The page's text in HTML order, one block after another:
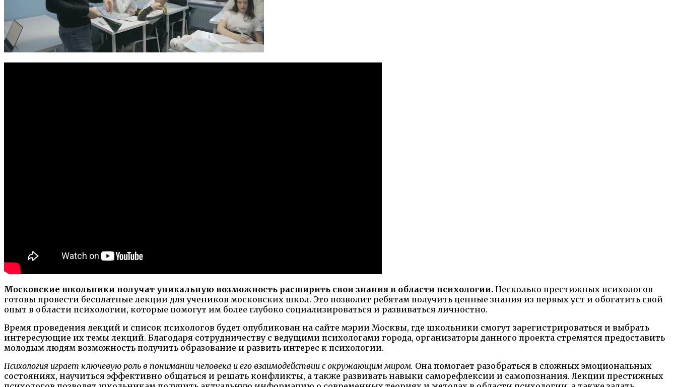
Московские школьники получат уникальную возможность расширить свои знания в области психологии. Несколько престижных психологов
готовы провести бесплатные лекции для учеников московских школ. Это позволит ребятам получить ценные знания из первых уст и обогатить свой
опыт в области психологии, которые помогут им более глубоко социализироваться и развиваться личностно.
Время проведения лекций и список психологов будет опубликован на сайте мэрии Москвы, где школьники смогут зарегистрироваться и выбрать
интересующие их темы лекций. Благодаря сотрудничеству с ведущими психологами города, организаторы данного проекта стремятся предоставить
молодым людям возможность получить образование и развить интерес к психологии.
Психология играет ключевую роль в понимании человека и его взаимодействии с окружающим миром. Она помогает разобраться в сложных эмоциональных
состояниях, научиться эффективно общаться и решать конфликты, а также развивать навыки саморефлексии и самопознания. Лекции престижных